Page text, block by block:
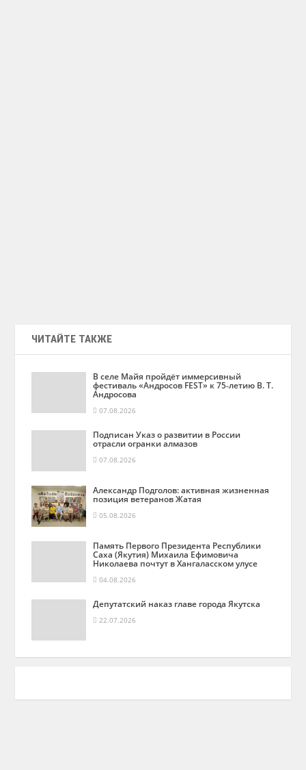
ЧИТАЙТЕ ТАКЖЕ
В селе Майя пройдёт иммерсивный
фестиваль «Андросов FEST» к 75‑летию В. Т.
Андросова
07.08.2026
Подписан Указ о развитии в России
отрасли огранки алмазов
07.08.2026
Александр Подголов: активная жизненная
позиция ветеранов Жатая
05.08.2026
Память Первого Президента Республики
Саха (Якутия) Михаила Ефимовича
Николаева почтут в Хангаласском улусе
04.08.2026
Депутатский наказ главе города Якутска
22.07.2026